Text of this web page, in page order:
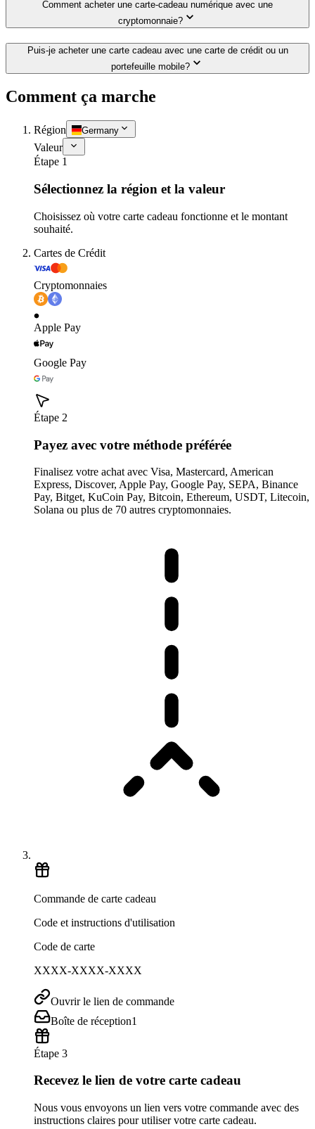
Comment acheter une carte-cadeau numérique avec une
cryptomonnaie?
Puis-je acheter une carte cadeau avec une carte de crédit ou un
portefeuille mobile?
Comment ça marche
Région Germany
Valeur
Étape 1
Sélectionnez la région et la valeur
Choisissez où votre carte cadeau fonctionne et le montant
souhaité.
Cartes de Crédit
Cryptomonnaies
Apple Pay
Google Pay
Étape 2
Payez avec votre méthode préférée
Finalisez votre achat avec Visa, Mastercard, American
Express, Discover, Apple Pay, Google Pay, SEPA, Binance
Pay, Bitget, KuCoin Pay, Bitcoin, Ethereum, USDT, Litecoin,
Solana ou plus de 70 autres cryptomonnaies.
Commande de carte cadeau
Code et instructions d'utilisation
Code de carte
XXXX-XXXX-XXXX
Ouvrir le lien de commande
Boîte de réception1
Étape 3
Recevez le lien de votre carte cadeau
Nous vous envoyons un lien vers votre commande avec des
instructions claires pour utiliser votre carte cadeau.